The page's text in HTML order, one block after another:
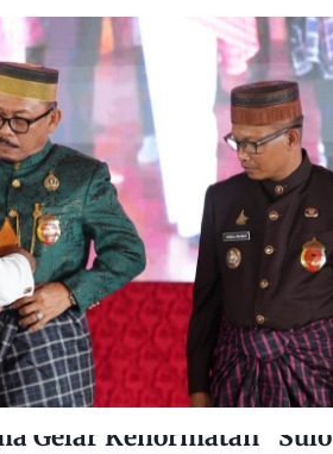
Gelar Kehormatan “Sulo